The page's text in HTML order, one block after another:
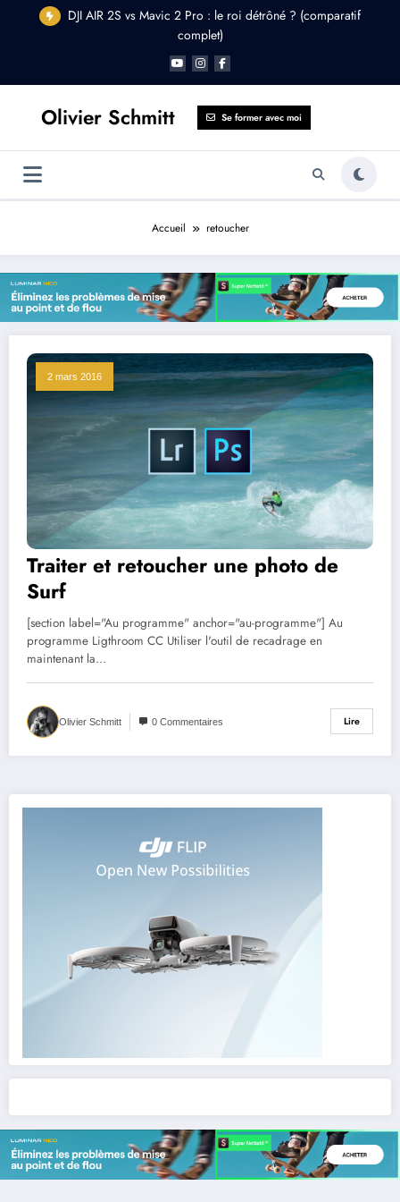
DJI AIR 2S vs Mavic 2 Pro : le roi détrôné ? (comparatif
complet)
Olivier Schmitt Se former avec moi
Accueil retoucher
2 mars 2016
Traiter et retoucher une photo de
Surf
[section label="Au programme" anchor="au-programme"] Au
programme Ligthroom CC Utiliser l'outil de recadrage en
maintenant la…
Olivier Schmitt 0 Commentaires Lire